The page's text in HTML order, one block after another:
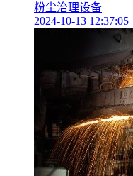
粉尘治理设备
2024-10-13 12:37:05